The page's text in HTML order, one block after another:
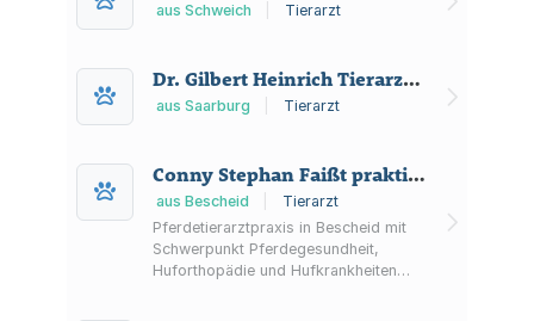
aus Schweich Tierarzt
Dr. Gilbert Heinrich Tierarztpraxis
aus Saarburg Tierarzt
Conny Stephan Faißt praktischer Tierarzt
aus Bescheid
Tierarzt
Pferdetierarztpraxis in Bescheid mit
Schwerpunkt Pferdegesundheit,
Huforthopädie und Hufkrankheiten